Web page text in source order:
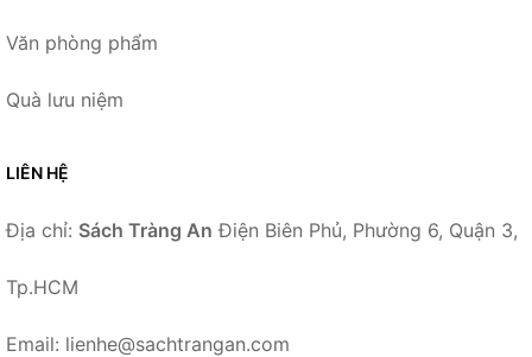
Văn phòng phẩm
Quà lưu niệm
LIÊN HỆ
Địa chỉ: Sách Tràng An Điện Biên Phủ, Phường 6, Quận 3,
Tp.HCM
Email: lienhe@sachtrangan.com